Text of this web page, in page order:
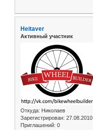
Heitaver
Активный участник
Откуда: Николаев
Зарегистрирован: 27.08.2010
Приглашений: 0